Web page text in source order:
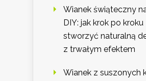
Wianek świąteczny
DIY: jak krok po kroku
stworzyć naturalną
z trwałym efektem
Wianek z suszonych